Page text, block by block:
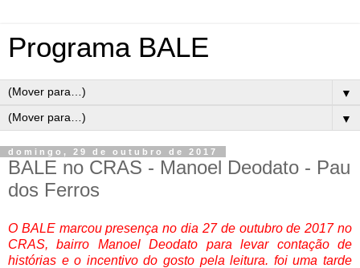
Programa BALE
▼
▼
domingo, 29 de outubro de 2017
BALE no CRAS - Manoel Deodato - Pau
dos Ferros
O BALE marcou presença no dia 27 de outubro de 2017 no
CRAS, bairro Manoel Deodato para levar contação de
histórias e o incentivo do gosto pela leitura. foi uma tarde